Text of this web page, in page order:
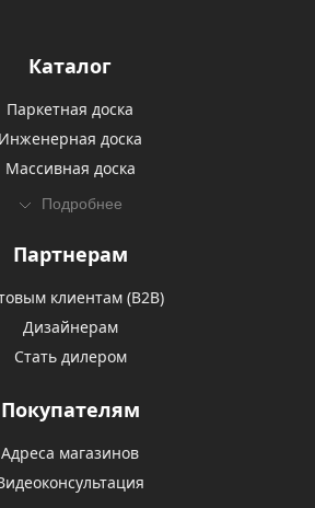
Каталог
Паркетная доска
Инженерная доска
Массивная доска
Подробнее
Партнерам
клиентам (В2В)
Дизайнерам
Стать дилером
Покупателям
Адреса магазинов